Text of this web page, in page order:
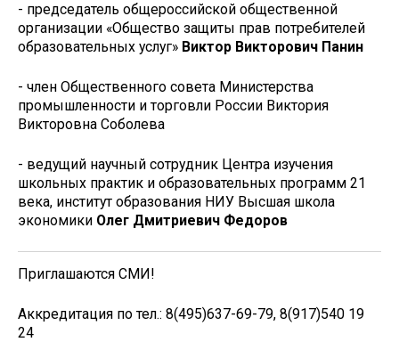
- председатель общероссийской общественной
организации «Общество защиты прав потребителей
образовательных услуг» Виктор Викторович Панин
- член Общественного совета Министерства
промышленности и торговли России Виктория
Викторовна Соболева
- ведущий научный сотрудник Центра изучения
школьных практик и образовательных программ 21
века, институт образования НИУ Высшая школа
экономики Олег Дмитриевич Федоров
Приглашаются СМИ!
Аккредитация по тел.: 8(495)637-69-79, 8(917)540 19
24